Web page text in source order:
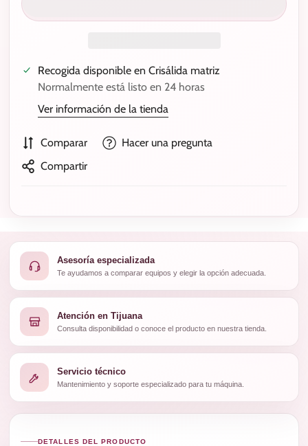
Recogida disponible en Crisálida matriz
Normalmente está listo en 24 horas
Ver información de la tienda
Comparar
Hacer una pregunta
Compartir
Asesoría especializada
Te ayudamos a comparar equipos y elegir la opción adecuada.
Atención en Tijuana
Consulta disponibilidad o conoce el producto en nuestra tienda.
Servicio técnico
Mantenimiento y soporte especializado para tu máquina.
DETALLES DEL PRODUCTO